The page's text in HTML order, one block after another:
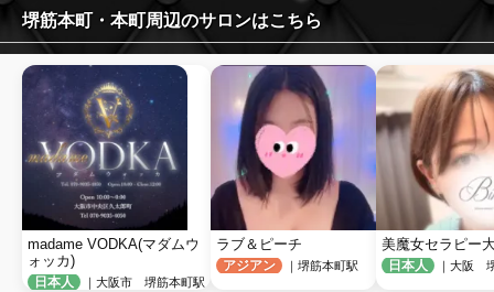
堺筋本町・本町周辺のサロンはこちら
madame VODKA(マダムウ
ォッカ)
日本人 ｜大阪市 堺筋本町駅
ラブ＆ピーチ
アジアン ｜堺筋本町駅
美魔女セラピー
日本人 ｜大阪